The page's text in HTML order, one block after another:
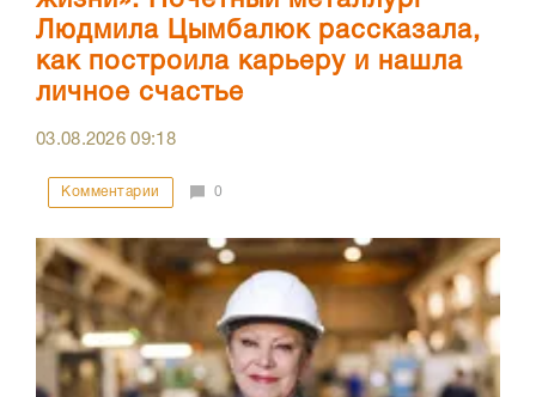
Людмила Цымбалюк рассказала,
как построила карьеру и нашла
личное счастье
03.08.202609:18
Комментарии 0